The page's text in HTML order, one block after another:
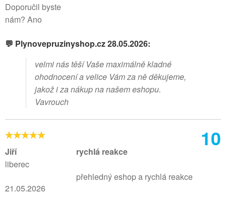
Doporučil byste
nám? Ano
💬 Plynovepruzinyshop.cz 28.05.2026:
velmi nás těší Vaše maximálně kladné
ohodnocení a velice Vám za ně děkujeme,
jakož i za nákup na našem eshopu.
Vavrouch
10
Jiří
liberec
21.05.2026
rychlá reakce
přehledný eshop a rychlá reakce